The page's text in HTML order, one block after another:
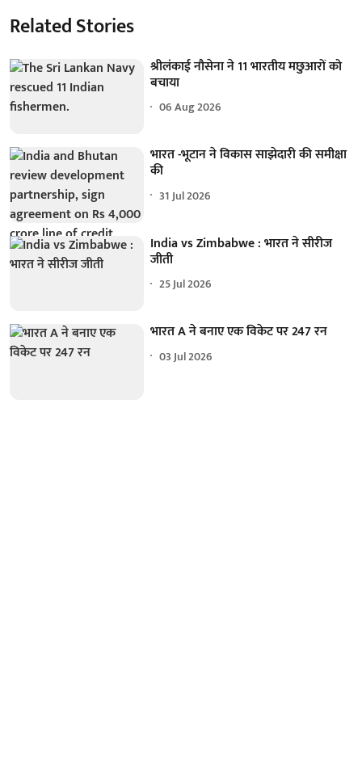
Related Stories
श्रीलंकाई नौसेना ने 11 भारतीय मछुआरों को
बचाया
06 Aug 2026
भारत -भूटान ने विकास साझेदारी की समीक्षा
की
31 Jul 2026
India vs Zimbabwe : भारत ने सीरीज
जीती
25 Jul 2026
भारत A ने बनाए एक विकेट पर 247 रन
03 Jul 2026